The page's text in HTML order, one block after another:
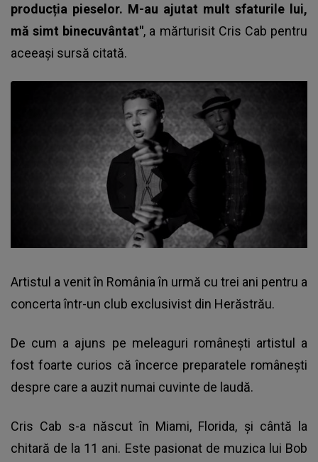
producția pieselor. M-au ajutat mult sfaturile lui,
mă simt binecuvântat", a mărturisit Cris Cab pentru
aceeași sursă citată.
Artistul a venit în România în urmă cu trei ani pentru a
concerta într-un club exclusivist din Herăstrău.
De cum a ajuns pe meleaguri românești artistul a
fost foarte curios că încerce preparatele românești
despre care a auzit numai cuvinte de laudă.
Cris Cab s-a născut în Miami, Florida, și cântă la
chitară de la 11 ani. Este pasionat de muzica lui Bob